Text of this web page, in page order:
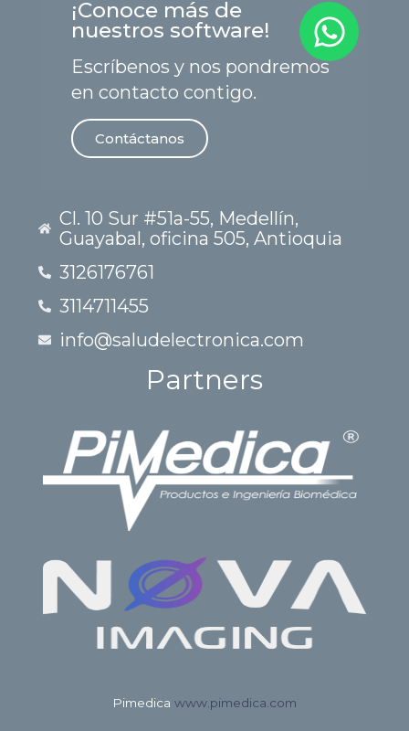
¡Conoce más de
nuestros software!
Escríbenos y nos pondremos
en contacto contigo.
Contáctanos
Cl. 10 Sur #51a-55, Medellín,
Guayabal, oficina 505, Antioquia
3126176761
3114711455
info@saludelectronica.com
Partners
Pimedica www.pimedica.com